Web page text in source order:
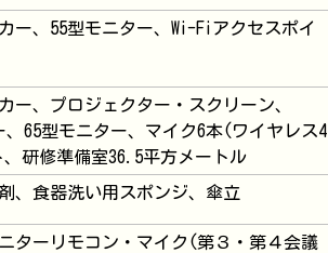
ー、55型モニター、Wi-Fiアクセスポイ
ー、プロジェクター・スクリーン、
、65型モニター、マイク6本(ワイヤレス4
研修準備室36.5平方メートル
、食器洗い用スポンジ、傘立
ターリモコン・マイク(第３・第４会議